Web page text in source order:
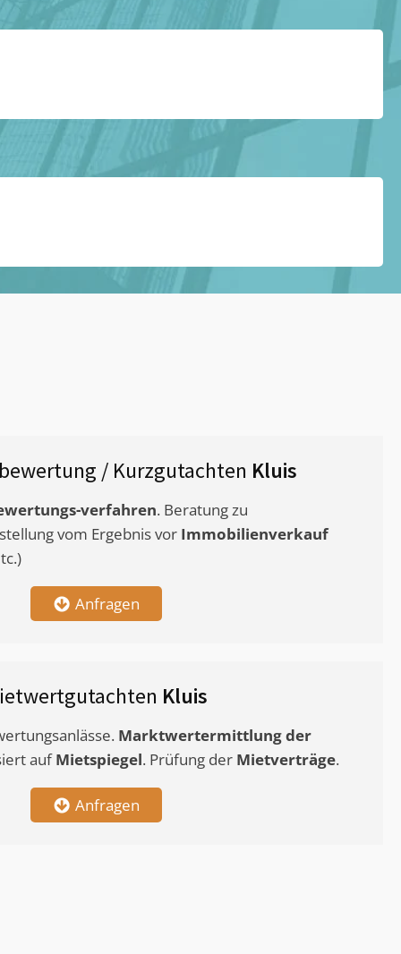
/ Kurzgutachten Kluis
verfahren. Beratung zu
vom Ergebnis vor Immobilienverkauf
Anfragen
Kluis
Marktwertermittlungder
aufMietspiegel. Prüfung der Mietverträge.
Anfragen